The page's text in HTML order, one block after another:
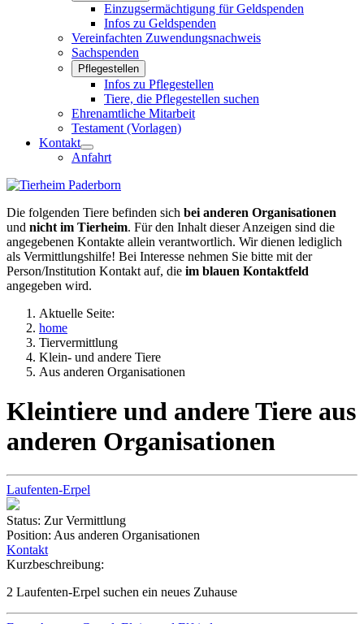
Einzugsermächtigung für Geldspenden
Infos zu Geldspenden
Vereinfachten Zuwendungsnachweis
Sachspenden
Pflegestellen
Infos zu Pflegestellen
Tiere, die Pflegestellen suchen
Ehrenamtliche Mitarbeit
Testament (Vorlagen)
Kontakt
Anfahrt
Die folgenden Tiere befinden sich bei anderen Organisationen
und nicht im Tierheim. Für den Inhalt dieser Anzeigen sind die
angegebenen Kontakte allein verantwortlich. Wir dienen lediglich
als Vermittlungshilfe! Bei Interesse nehmen Sie bitte mit der
Person/Institution Kontakt auf, die im blauen Kontaktfeld
angegeben wird.
Aktuelle Seite:
home
Tiervermittlung
Klein- und andere Tiere
Aus anderen Organisationen
Kleintiere und andere Tiere aus
anderen Organisationen
Laufenten-Erpel
Status: Zur Vermittlung
Position: Aus anderen Organisationen
Kontakt
Kurzbeschreibung:
2 Laufenten-Erpel suchen ein neues Zuhause